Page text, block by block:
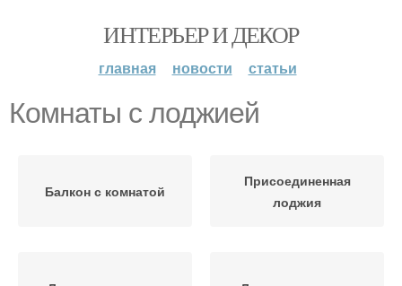
ИНТЕРЬЕР И ДЕКОР
главная новости статьи
Комнаты с лоджией
Балкон с комнатой
Присоединенная
лоджия